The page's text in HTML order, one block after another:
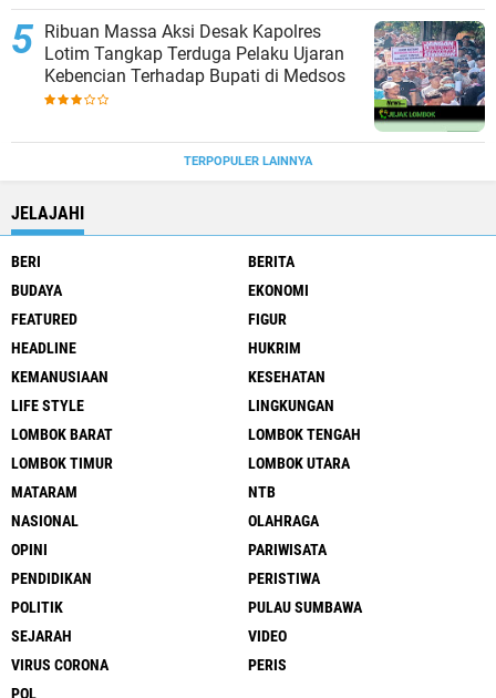
Ribuan Massa Aksi Desak Kapolres
Lotim Tangkap Terduga Pelaku Ujaran
Kebencian Terhadap Bupati di Medsos
TERPOPULER LAINNYA
JELAJAHI
BERI
BERITA
BUDAYA
EKONOMI
FEATURED
FIGUR
HEADLINE
HUKRIM
KEMANUSIAAN
KESEHATAN
LIFE STYLE
LINGKUNGAN
LOMBOK BARAT
LOMBOK TENGAH
LOMBOK TIMUR
LOMBOK UTARA
MATARAM
NTB
NASIONAL
OLAHRAGA
OPINI
PARIWISATA
PENDIDIKAN
PERISTIWA
POLITIK
PULAU SUMBAWA
SEJARAH
VIDEO
VIRUS CORONA
PERIS
POL